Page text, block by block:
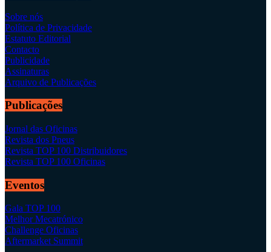
Sobre nós
Política de Privacidade
Estatuto Editorial
Contacto
Publicidade
Assinaturas
Arquivo de Publicações
Publicações
Jornal das Oficinas
Revista dos Pneus
Revista TOP 100 Distribuidores
Revista TOP 100 Oficinas
Eventos
Gala TOP 100
Melhor Mecatrónico
Challenge Oficinas
Aftermarket Summit